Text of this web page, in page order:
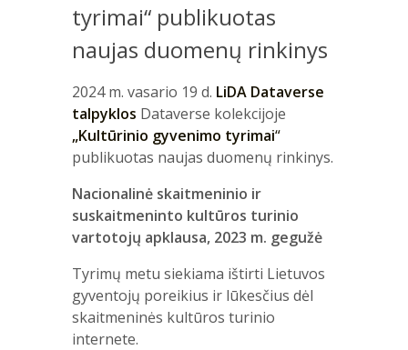
tyrimai“ publikuotas
naujas duomenų rinkinys
2024 m. vasario 19 d. LiDA Dataverse
talpyklos Dataverse kolekcijoje
„Kultūrinio gyvenimo tyrimai“
publikuotas naujas duomenų rinkinys.
Nacionalinė skaitmeninio ir
suskaitmeninto kultūros turinio
vartotojų apklausa, 2023 m. gegužė
Tyrimų metu siekiama ištirti Lietuvos
gyventojų poreikius ir lūkesčius dėl
skaitmeninės kultūros turinio
internete.